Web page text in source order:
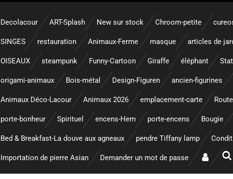
Decolacour ART-Splash New sur stock Chroom-petite
SINGES restauration Animaux-Ferme masque articles de
OISEAUX steampunk Funny-Cartoon Giraffe éléphant
origami-animaux Bois-métal Design-Figuren ancien-figurines
Animaux Déco-Lacour Animaux 2026 emplacement-carte
porte-bonheur Spirituel encens-Hem porte-encens Bougie
Bed & Breakfast-La douve aux agneaux pendre Tiffany lamp
Importation de pierre Asian Demander un mot de passe